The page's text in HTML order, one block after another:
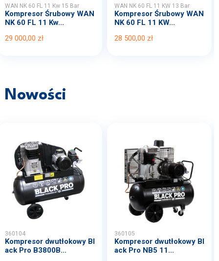
WAN NK 60 FL 11 Kw 15 Bar
Kompresor Śrubowy WAN
NK 60 FL 11 Kw...
29 000,00 zł
WAN NK 60 FL 11 KW 13 Bar
Kompresor Śrubowy WAN
NK 60 FL 11 KW...
28 500,00 zł
Nowości
360104
Kompresor dwutłokowy Bl
ack Pro B3800B...
360105
Kompresor dwutłokowy Bl
ack Pro NB5 11...